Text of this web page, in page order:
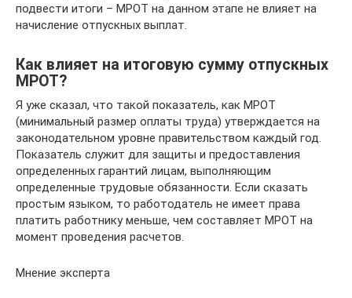
подвести итоги – МРОТ на данном этапе не влияет на
начисление отпускных выплат.
Как влияет на итоговую сумму отпускных
МРОТ?
Я уже сказал, что такой показатель, как МРОТ
(минимальный размер оплаты труда) утверждается на
законодательном уровне правительством каждый год.
Показатель служит для защиты и предоставления
определенных гарантий лицам, выполняющим
определенные трудовые обязанности. Если сказать
простым языком, то работодатель не имеет права
платить работнику меньше, чем составляет МРОТ на
момент проведения расчетов.
Мнение эксперта